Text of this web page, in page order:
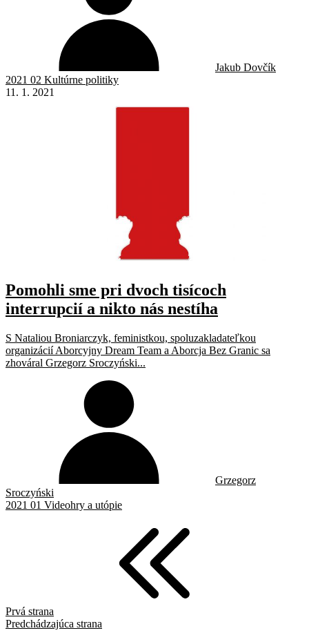
Jakub Dovčík
2021 02 Kultúrne politiky
11. 1. 2021
Pomohli sme pri dvoch tisícoch
interrupcií a nikto nás nestíha
S Nataliou Broniarczyk, feministkou, spoluzakladateľkou
organizácií Aborcyjny Dream Team a Aborcja Bez Granic sa
zhováral Grzegorz Sroczyński...
Grzegorz
Sroczyński
2021 01 Videohry a utópie
Prvá strana
Predchádzajúca strana